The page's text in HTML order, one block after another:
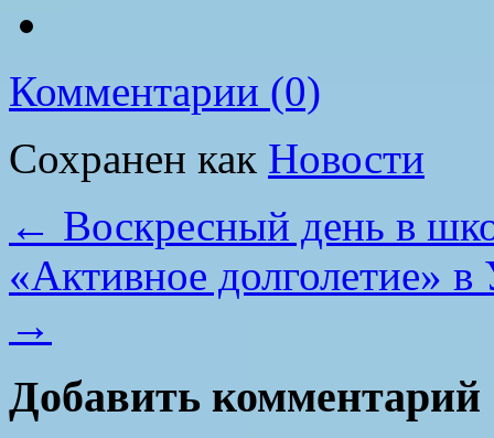
Комментарии (0)
Сохранен как Новости
← Воскресный день в
«Активное долголетие»
→
Добавить комментарий